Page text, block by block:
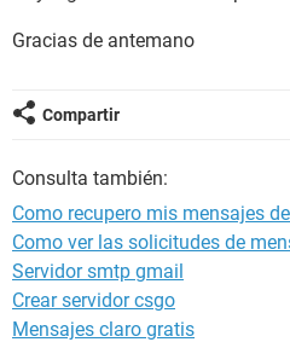
Gracias de antemano
Compartir
Consulta también:
Como recupero mis mensajes
Como ver las solicitudes de
Servidor smtp gmail
Crear servidor csgo
Mensajes claro gratis